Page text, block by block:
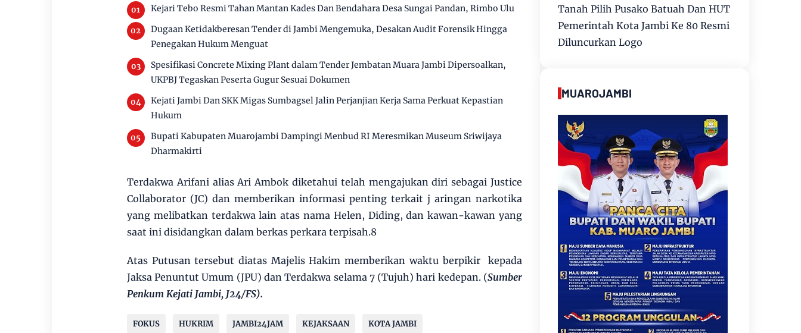
Kejari Tebo Resmi Tahan Mantan Kades Dan Bendahara Desa Sungai Pandan, Rimbo Ulu
Dugaan Ketidakberesan Tender di Jambi Mengemuka, Desakan Audit Forensik Hingga
Penegakan Hukum Menguat
Spesifikasi Concrete Mixing Plant dalam Tender Jembatan Muara Jambi Dipersoalkan,
UKPBJ Tegaskan Peserta Gugur Sesuai Dokumen
Kejati Jambi Dan SKK Migas Sumbagsel Jalin Perjanjian Kerja Sama Perkuat Kepastian
Hukum
Bupati Kabupaten Muarojambi Dampingi Menbud RI Meresmikan Museum Sriwijaya
Dharmakirti
Terdakwa Arifani alias Ari Ambok diketahui telah mengajukan diri sebagai Justice
Collaborator (JC) dan memberikan informasi penting terkait j aringan narkotika
yang melibatkan terdakwa lain atas nama Helen, Diding, dan kawan-kawan yang
saat ini disidangkan dalam berkas perkara terpisah.8
Atas Putusan tersebut diatas Majelis Hakim memberikan waktu berpikir kepada
Jaksa Penuntut Umum (JPU) dan Terdakwa selama 7 (Tujuh) hari kedepan. (Sumber
Penkum Kejati Jambi, J24/FS).
FOKUS HUKRIM JAMBI24JAM KEJAKSAAN KOTA JAMBI
Tanah Pilih Pusako Batuah Dan HUT
Pemerintah Kota Jambi Ke 80 Resmi
Diluncurkan Logo
MUAROJAMBI